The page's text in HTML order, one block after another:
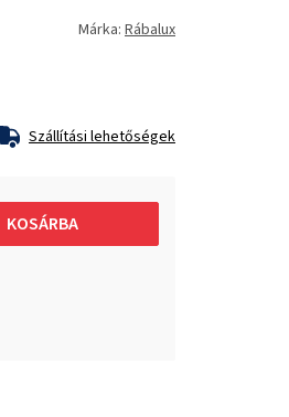
Márka: Rábalux
Szállítási lehetőségek
KOSÁRBA